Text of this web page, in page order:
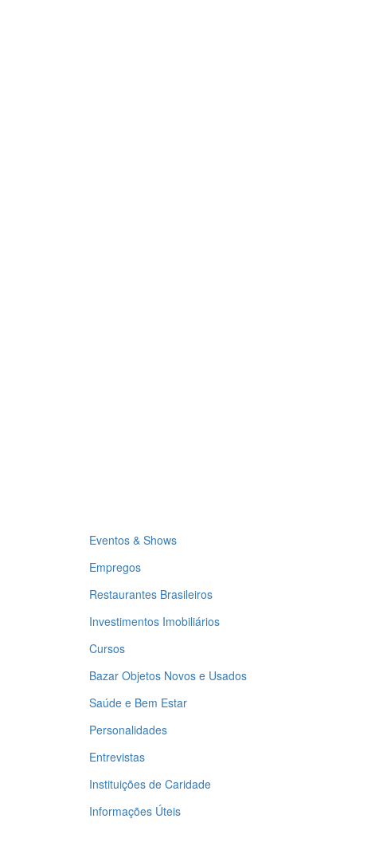
Eventos & Shows
Empregos
Restaurantes Brasileiros
Investimentos Imobiliários
Cursos
Bazar Objetos Novos e Usados
Saúde e Bem Estar
Personalidades
Entrevistas
Instituições de Caridade
Informações Úteis